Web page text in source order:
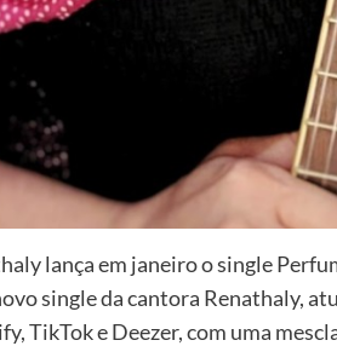
lança em janeiro o single
single da cantora Renathaly,
TikTok e Deezer, com uma